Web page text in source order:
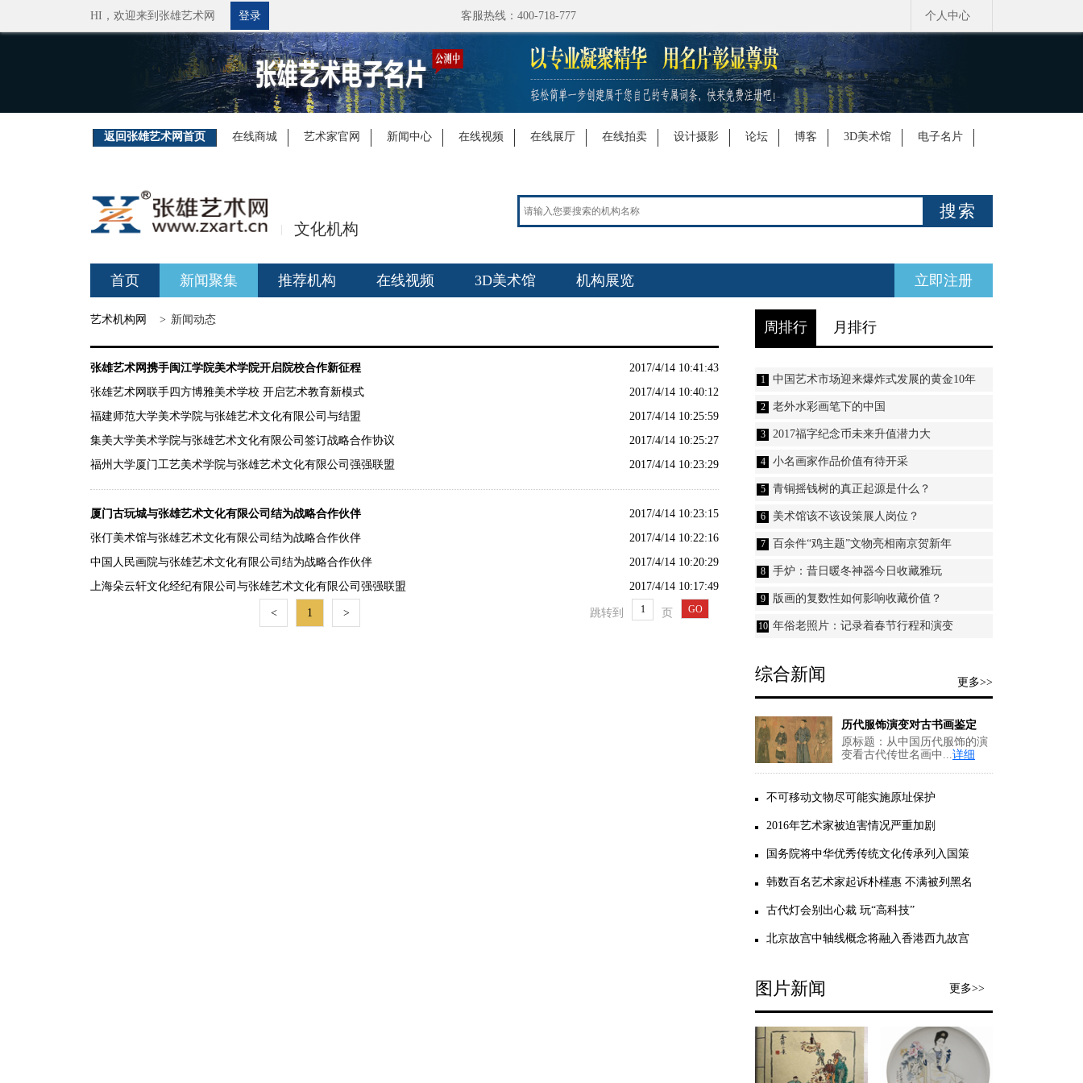
HI， 欢迎来到张雄艺术网 登录 客服热线：400-718-777 个人中心
返回张雄艺术网首页 在线商城 艺术家官网 新闻中心 在线视频 在线展厅 在线拍卖 设计摄影 论坛 博客 3D美术馆 电子名片
文化机构
搜索
首页 新闻聚集 推荐机构 在线视频 3D美术馆 机构展览 立即注册
艺术机构网 > 新闻动态
2017/4/14 10:41:43
张雄艺术网携手闽江学院美术学院开启院校合作新征程
2017/4/14 10:40:12
张雄艺术网联手四方博雅美术学校 开启艺术教育新模式
2017/4/14 10:25:59
福建师范大学美术学院与张雄艺术文化有限公司与结盟
2017/4/14 10:25:27
集美大学美术学院与张雄艺术文化有限公司签订战略合作协议
2017/4/14 10:23:29
福州大学厦门工艺美术学院与张雄艺术文化有限公司强强联盟
2017/4/14 10:23:15
厦门古玩城与张雄艺术文化有限公司结为战略合作伙伴
2017/4/14 10:22:16
张仃美术馆与张雄艺术文化有限公司结为战略合作伙伴
2017/4/14 10:20:29
中国人民画院与张雄艺术文化有限公司结为战略合作伙伴
2017/4/14 10:17:49
上海朵云轩文化经纪有限公司与张雄艺术文化有限公司强强联盟
< 1 > 跳转到 页
周排行 月排行
1 中国艺术市场迎来爆炸式发展的黄金10年
2 老外水彩画笔下的中国
3 2017福字纪念币未来升值潜力大
4 小名画家作品价值有待开采
5 青铜摇钱树的真正起源是什么？
6 美术馆该不该设策展人岗位？
7 百余件“鸡主题”文物亮相南京贺新年
8 手炉：昔日暖冬神器今日收藏雅玩
9 版画的复数性如何影响收藏价值？
10 年俗老照片：记录着春节行程和演变
综合新闻 更多>>
历代服饰演变对古书画鉴定
原标题：从中国历代服饰的演
变看古代传世名画中...详细
不可移动文物尽可能实施原址保护
2016年艺术家被迫害情况严重加剧
国务院将中华优秀传统文化传承列入国策
韩数百名艺术家起诉朴槿惠 不满被列黑名
古代灯会别出心裁 玩“高科技”
北京故宫中轴线概念将融入香港西九故宫
更多>>
图片新闻